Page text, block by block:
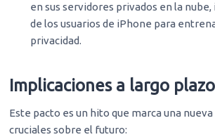
en sus servidores privados en la
de los usuarios de iPhone para
privacidad.
Implicaciones a largo
Este pacto es un hito que marca una
cruciales sobre el futuro: